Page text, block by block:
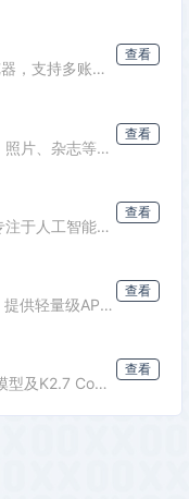
AdsPower是一款专业的指纹浏览器，支持多账号防关联管理，适用于跨境电商、广告投放、社媒营销等场景，提供独立浏览器环境，降低封号风险。
查看
时光图书馆：提供经典珍藏图书、照片、杂志等文化资源的数字平台。
查看
量子位是国内知名的科技媒体，专注于人工智能领域，提供最新AI资讯、行业分析和深度报道，是了解AI发展的重要窗口。
查看
专注于对话式AI服务的开放平台，提供轻量级API接口，支持多轮对话、文本生成等功能，适合需要快速集成对话能力的开发者。
查看
Kimi官方开放平台，提供K3旗舰模型及K2.7 Code编程模型API，支持1M token上下文、联网搜索及代码执行，助力开发者高效构建智能应用。
查看